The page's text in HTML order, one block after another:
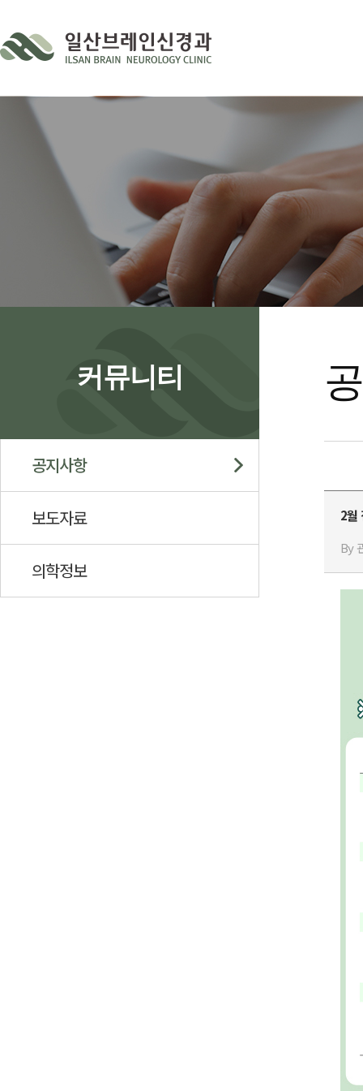
커뮤니티
공지사항
보도자료
의학정보
2월
By